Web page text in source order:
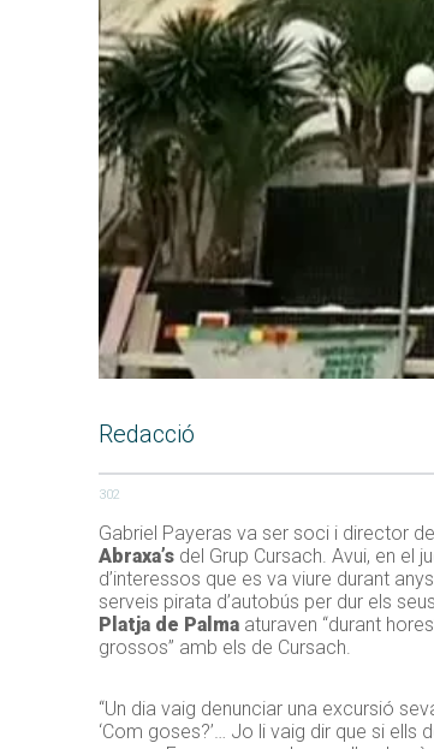
Redacció
302
Gabriel Payeras va ser soci i director
Abraxa’s del Grup Cursach. Avui, en el
d’interessos que es va viure durant
serveis pirata d’autobús per dur els
Platja de Palma aturaven “durant
grossos” amb els de Cursach.
“Un dia vaig denunciar una excursió
‘Com goses?’… Jo li vaig dir que si